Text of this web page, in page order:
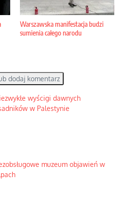
Warszawska manifestacja budzi
sumienia całego narodu
dodaj komentarz
wyścigi dawnych
w Palestynie
muzeum objawień w